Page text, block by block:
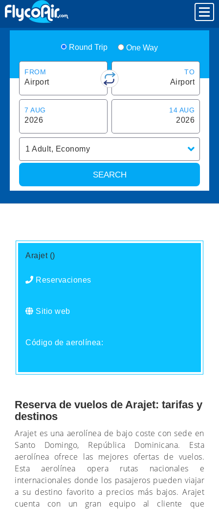
Round Trip One Way
FROM
Airport
TO
Airport
7 AUG
2026
14 AUG
2026
1 Adult, Economy
SEARCH
Arajet ()
Reservaciones
Sitio web
Código de aerolínea:
Reserva de vuelos de Arajet: tarifas y
destinos
Arajet es una aerolínea de bajo coste con sede en
Santo Domingo, República Dominicana. Esta
aerolínea ofrece las mejores ofertas de vuelos.
Esta aerolínea opera rutas nacionales e
internacionales donde los pasajeros pueden viajar
a su destino favorito a precios más bajos. Arajet
cuenta con un gran equipo al cliente que